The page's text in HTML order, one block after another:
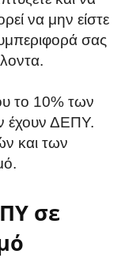
να μην είστε
σας
το 10% των
έχουν ΔΕΠΥ.
και των
σε